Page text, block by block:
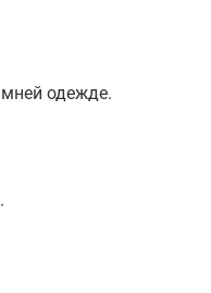
одежде.